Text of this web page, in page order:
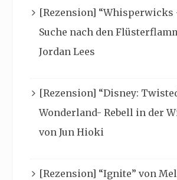
[Rezension] “Whisperwicks
Suche nach den
Jordan Lees
[Rezension] “Disney:
Wonderland- Rebell in der
von Jun Hioki
[Rezension] “Ignite” von